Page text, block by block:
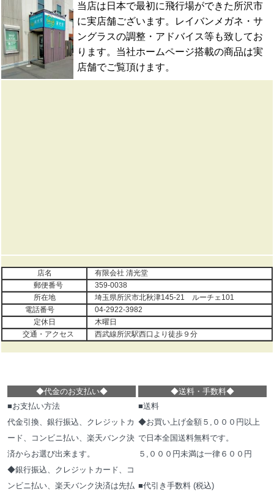
当店は日本で最初に飛行場ができた所沢市
に実店舗ございます。レイバンメガネ・サ
ングラスの調整・アドバイス等も致してお
ります。当社ホームページ搭載の商品は実
店舗でご覧頂けます。
店名
有限会社 清光堂
郵便番号
359-0038
所在地
埼玉県所沢市北秋津145-21 ルーチェ101
電話番号
04-2922-3982
定休日
木曜日
交通・アクセス
西武線所沢駅西口より徒歩９分
◆代金のお支払い◆
■お支払い方法
代金引換、銀行振込、クレジットカ
ード、コンビニ払い、楽天バンク決
済からお選び出来ます。
◆銀行振込、クレジットカード、コ
ンビニ払い、楽天バンク決済は先払
◆送料・手数料◆
■送料
◆お買い上げ金額５,０００円以上
で日本全国送料無料です。
５,０００円未満は一律６００円
■代引き手数料 (税込)